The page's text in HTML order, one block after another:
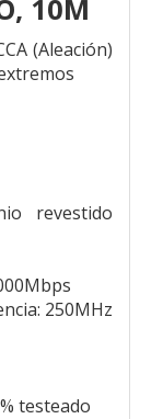
10M
(Aleación)
revestido
250MHz
testeado